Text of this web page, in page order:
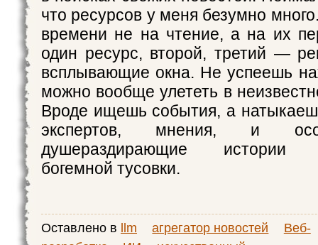
что ресурсов у меня безумно
времени не на чтение, а на их
один ресурс, второй, третий —
всплывающие окна. Не успеешь
можно вообще улететь в
Вроде ищешь события, а
экспертов, мнения, и
душераздирающие истории
богемной тусовки.
Оставлено в llm агрегатор новостей
Веб-